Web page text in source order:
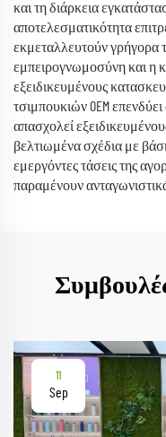
και τη διάρκεια
αποτελεσματικότητα
εκμεταλλευτούν γρήγορα
εμπειρογνωμοσύνη και η
εξειδικευμένους
τσιμπουκιών OEM
απασχολεί
βελτιωμένα σχέδια με
εμεργόντες τάσεις της
παραμένουν
11
Sep